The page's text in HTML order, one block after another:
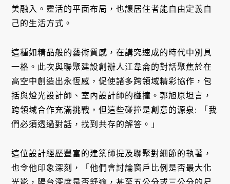
美融入。靈活的平面布局，也讓居住者能自由定義自
己的生活方式。
這種如精品般的藝術質感，在講究速成的時代中別具
一格。此次與聯聚建設創辦人江韋侖的對話聚焦於在
高空中創造出永恆感，促使諸多跨領域精彩協作，包
括與燈光設計師、室內設計師的碰撞。郭旭原坦言，
跨領域合作充滿挑戰，但這些碰撞是創意的源泉: 「我
們必須透過對話，找到共存的解答。」
這位設計經歷豐富的建築師提及聯聚對細節的執著，
也令他印象深刻，「他們會討論窗戶比例是否最大化
光影，陽台深度是否舒適，甚至五公分或三公分的尺